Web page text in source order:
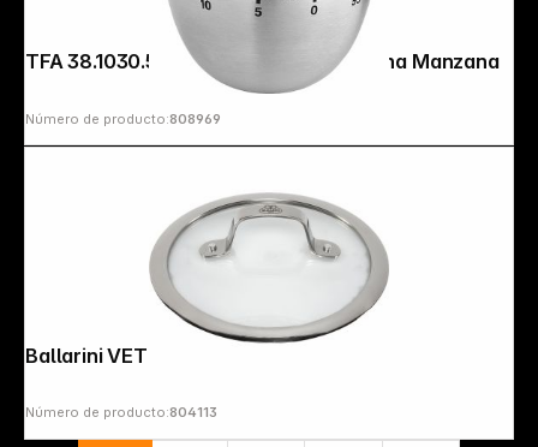
TFA 38.1030.54 Temporizador de cocina Manzana
Número de producto:808969
Número de producto:804113
Copyright © 2000 - 2026 DIFOX. All rights reserved.